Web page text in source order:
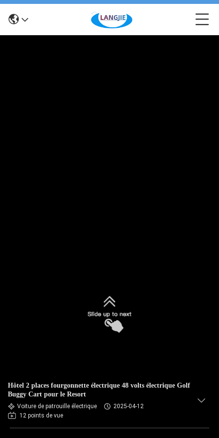
Hôtel 2 places fourgonnette électrique 48 volts électrique Golf
Buggy Cart pour le Resort
Voiture de patrouille électrique
2025-04-12
12 points de vue